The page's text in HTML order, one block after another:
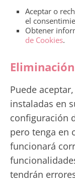
Aceptar o
el
Obtener
de Cookies.
Puede
instaladas en
configuración
pero tenga en
funcionará
tendrán